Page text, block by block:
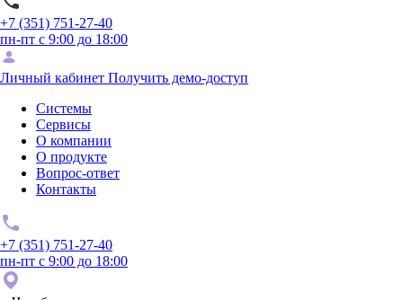
+7 (351) 751-27-40
пн-пт с 9:00 до 18:00
Личный кабинет Получить демо-доступ
Системы
Сервисы
О компании
О продукте
Вопрос-ответ
Контакты
+7 (351) 751-27-40
пн-пт с 9:00 до 18:00